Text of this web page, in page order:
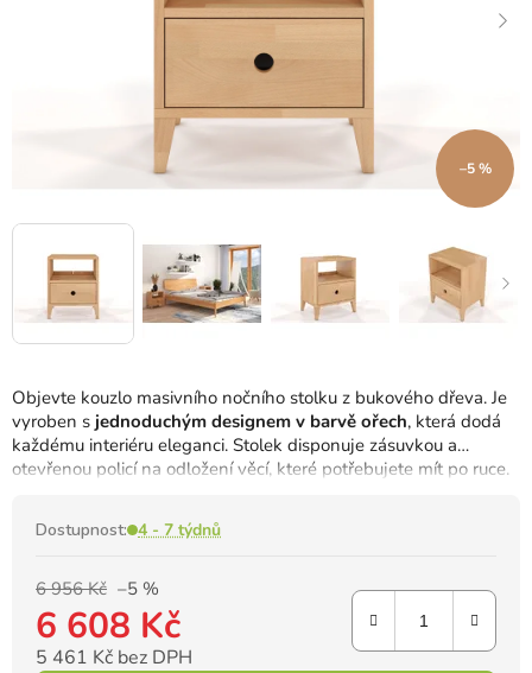
Objevte kouzlo masivního nočního stolku z bukového dřeva. Je
vyroben s jednoduchým designem v barvě ořech, která dodá
každému interiéru eleganci. Stolek disponuje zásuvkou a
otevřenou policí na odložení věcí, které potřebujete mít po ruce.
Dostupnost: 4 - 7 týdnů
6 956 Kč –5 %
6 608 Kč
5 461 Kč bez DPH
–5 %